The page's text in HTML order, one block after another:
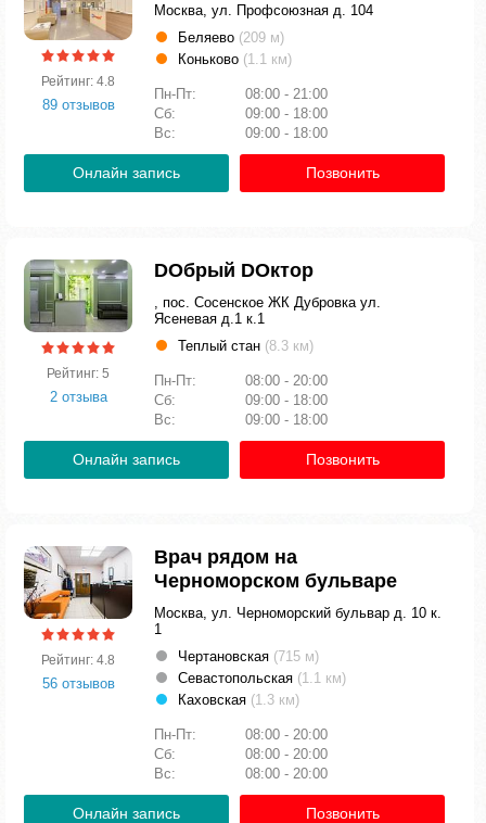
Рейтинг: 4.8
89 отзывов
Москва, ул. Профсоюзная д. 104
Беляево (209 м)
Коньково (1.1 км)
Пн-Пт:
08:00 - 21:00
Сб:
09:00 - 18:00
Вс:
09:00 - 18:00
Онлайн запись Позвонить
Рейтинг: 5
2 отзыва
DOбрый DOктор
, пос. Сосенское ЖК Дубровка ул.
Ясеневая д.1 к.1
Теплый стан (8.3 км)
Пн-Пт:
08:00 - 20:00
Сб:
09:00 - 18:00
Вс:
09:00 - 18:00
Онлайн запись Позвонить
Рейтинг: 4.8
56 отзывов
Врач рядом на
Черноморском бульваре
Москва, ул. Черноморский бульвар д. 10 к.
1
Чертановская (715 м)
Севастопольская (1.1 км)
Каховская (1.3 км)
Пн-Пт:
08:00 - 20:00
Сб:
08:00 - 20:00
Вс:
08:00 - 20:00
Онлайн запись Позвонить